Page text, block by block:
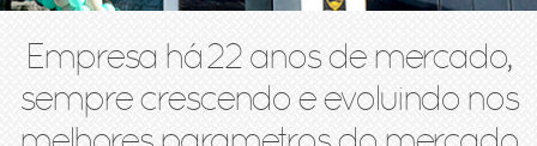
Empresa há 22 anos de mercado,
sempre crescendo e evoluindo nos